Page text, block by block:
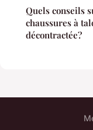
Quels conseils
chaussures à
décontractée?